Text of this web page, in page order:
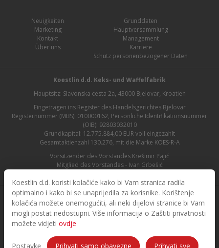
Koestlin d.d. koristi kolačiće kako bi Vam stranica radila
optimalno i kako bi se unaprijedila za korisnike. Korištenje
kolačića možete onemogućiti, ali neki dijelovi stranice bi Vam
mogli postat nedostupni. Više informacija o Zaštiti privatnosti
možete vidjeti ovdje
Postavke Prihvati samo obavezne Prihvati sve
Neuigkeiten
Marketing
Kontakt
Über uns
Grunddaten
Hauptversammlung
Management
Karriere
Schutz personenbezogener Daten
Koestlin d.d. Keks- und Waffelfabrik
Hauptsitz: Slavonska cesta 2a, 43000 Bjelovar, Kroatien
Eingetragen ins Register des Handelsgerichtes Bjelovar
Registernummer (MBS): 010000162, Persönliche Identifikationsnummer
(OIB): 92803032010
Grundkapital: 12.775.884,00 EUR voll eingezahlt
Gesamtaktienzahl 130.276, mit die Marke KOES-R-A
Vorsitzender des Vorstandes Krešimir Pajić
Mitglied des Vorstandes - Ivan Grbešić
© 2026. Koestlin. Alle Rechte vorbehalten.
Designed and developed by